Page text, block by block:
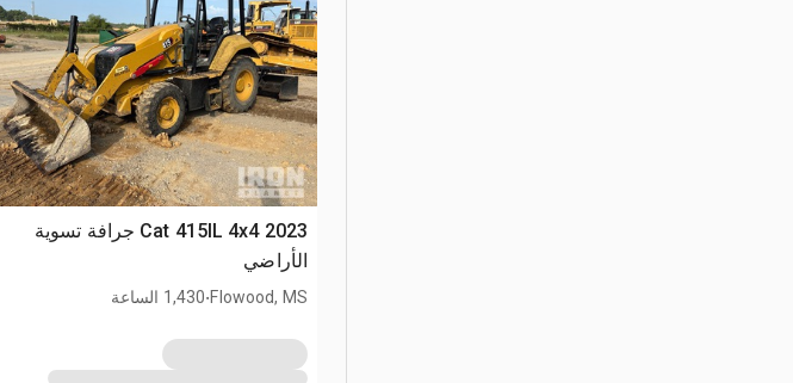
2023 Cat 415IL 4x4 جرافة تسوية
الأراضي
Flowood, MS
.1,430 الساعة